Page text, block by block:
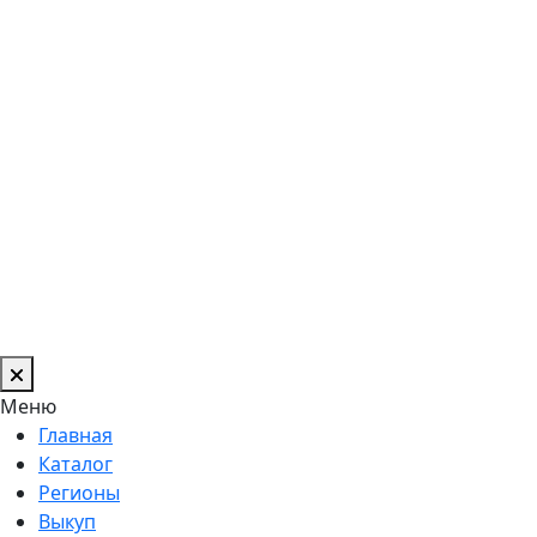
Меню
Главная
Каталог
Регионы
Выкуп